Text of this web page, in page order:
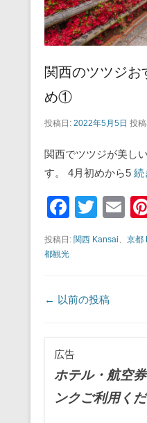
関西のツツジお
め①
投稿日: 2022年5月5日 投
関西でツツジが美し
す。 4月初めから5 続
F
a
c
b
k
T
E
m
ail
投稿日: 関西 Kansai、 京都
都観光
投稿ナビゲーション
← 以前の投稿
広告
ホテル・航空
ンクご利用く